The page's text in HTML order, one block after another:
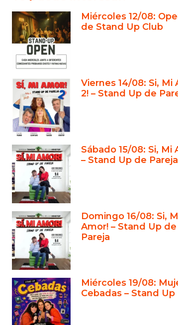
humor
2. Un estilo de enseñanza basado en
práctica
3. Lo que aportan desde su
como comediantes
4. El acompañamiento durante el
proceso creativo
5. Más allá del curso: un legado en la
comedia
1. Un lugar único para descubrir la
comedia
2. Qué hace especial al Stand Up Club
como escuela
3. Quiénes se animan a dar el paso
4. Qué incluye el curso: del aula al
escenario
5. Una trayectoria que respalda el
aprendizaje
Cierre
1. El primer paso hacia la comedia
2. Manual de Stand Up 1: tu guía
definitiva para iniciar en la
Miércoles 12/08:
de Stand Up Club
Viernes 14/08: Si, Mi
2! – Stand Up de
Sábado 15/08: Si, Mi
– Stand Up de Pareja
Domingo 16/08: Si,
Amor! – Stand Up de
Pareja
Miércoles 19/08:
Cebadas – Stand Up